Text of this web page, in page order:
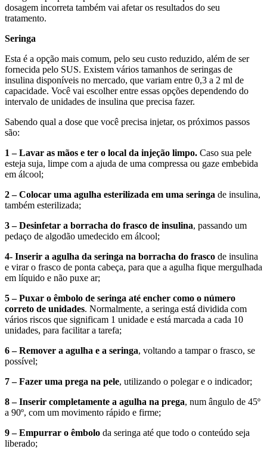
dosagem incorreta também vai afetar os resultados do seu
tratamento.
Seringa
Esta é a opção mais comum, pelo seu custo reduzido, além de ser
fornecida pelo SUS. Existem vários tamanhos de seringas de
insulina disponíveis no mercado, que variam entre 0,3 a 2 ml de
capacidade. Você vai escolher entre essas opções dependendo do
intervalo de unidades de insulina que precisa fazer.
Sabendo qual a dose que você precisa injetar, os próximos passos
são:
1 – Lavar as mãos e ter o local da injeção limpo. Caso sua pele
esteja suja, limpe com a ajuda de uma compressa ou gaze embebida
em álcool;
2 – Colocar uma agulha esterilizada em uma seringa de insulina,
também esterilizada;
3 – Desinfetar a borracha do frasco de insulina, passando um
pedaço de algodão umedecido em álcool;
4- Inserir a agulha da seringa na borracha do frasco de insulina
e virar o frasco de ponta cabeça, para que a agulha fique mergulhada
em líquido e não puxe ar;
5 – Puxar o êmbolo de seringa até encher como o número
correto de unidades. Normalmente, a seringa está dividida com
vários riscos que significam 1 unidade e está marcada a cada 10
unidades, para facilitar a tarefa;
6 – Remover a agulha e a seringa, voltando a tampar o frasco, se
possível;
7 – Fazer uma prega na pele, utilizando o polegar e o indicador;
8 – Inserir completamente a agulha na prega, num ângulo de 45º
a 90º, com um movimento rápido e firme;
9 – Empurrar o êmbolo da seringa até que todo o conteúdo seja
liberado;